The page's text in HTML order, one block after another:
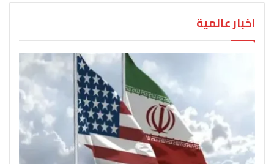
اخبار عالمية